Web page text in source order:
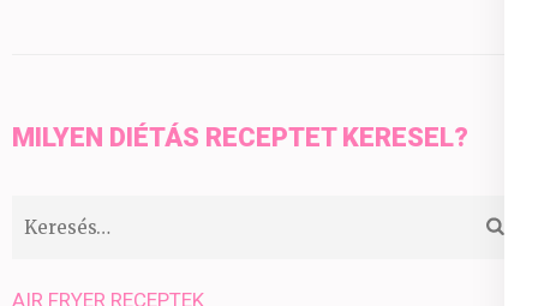
MILYEN DIÉTÁS RECEPTET KERESEL?
Keresés:
AIR FRYER RECEPTEK